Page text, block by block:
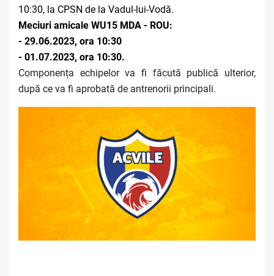
10:30, la CPSN de la Vadul-lui-Vodă.
Meciuri amicale WU15 MDA - ROU:
- 29.06.2023, ora 10:30
- 01.07.2023, ora 10:30.
Componența echipelor va fi făcută publică ulterior,
după ce va fi aprobată de antrenorii principali.